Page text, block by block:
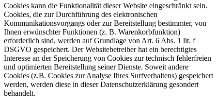
Cookies kann die Funktionalität dieser Website eingeschränkt sein.
Cookies, die zur Durchführung des elektronischen
Kommunikationsvorgangs oder zur Bereitstellung bestimmter, von
Ihnen erwünschter Funktionen (z. B. Warenkorbfunktion)
erforderlich sind, werden auf Grundlage von Art. 6 Abs. 1 lit. f
DSGVO gespeichert. Der Websitebetreiber hat ein berechtigtes
Interesse an der Speicherung von Cookies zur technisch fehlerfreien
und optimierten Bereitstellung seiner Dienste. Soweit andere
Cookies (z.B. Cookies zur Analyse Ihres Surfverhaltens) gespeichert
werden, werden diese in dieser Datenschutzerklärung gesondert
behandelt.